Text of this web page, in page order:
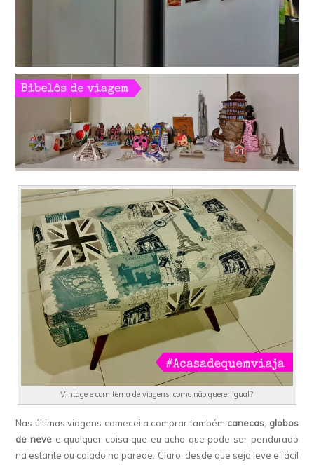
Vintage e com tema de viagens: como não querer igual?
Nas últimas viagens comecei a comprar também canecas, globos
de nevee qualquer coisa que eu acho que pode ser pendurado
na estante ou colado na parede. Claro, desde que seja leve e fácil